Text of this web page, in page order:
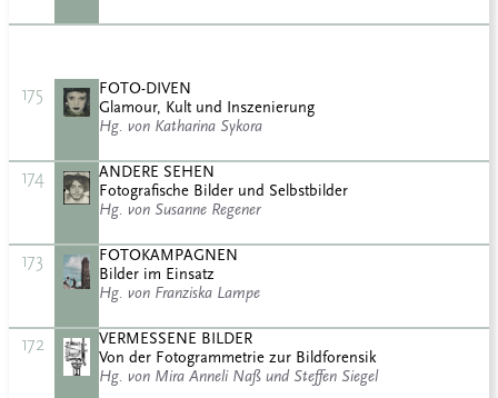
175
FOTO-DIVEN
Glamour, Kult und Inszenierung
Hg. von Katharina Sykora
174
ANDERE SEHEN
Fotografische Bilder und Selbstbilder
Hg. von Susanne Regener
173
FOTOKAMPAGNEN
Bilder im Einsatz
Hg. von Franziska Lampe
172
VERMESSENE BILDER
Von der Fotogrammetrie zur Bildforensik
Hg. von Mira Anneli Naß und Steffen Siegel